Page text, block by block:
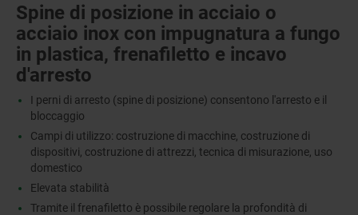
Spine di posizione in acciaio o
acciaio inox con impugnatura a fungo
in plastica, frenafiletto e incavo
d'arresto
I perni di arresto (spine di posizione) consentono l'arresto e il
bloccaggio
Campi di utilizzo: costruzione di macchine, costruzione di
dispositivi, costruzione di attrezzi, tecnica di misurazione, uso
domestico
Elevata stabilità
Tramite il frenafiletto è possibile regolare la profondità di